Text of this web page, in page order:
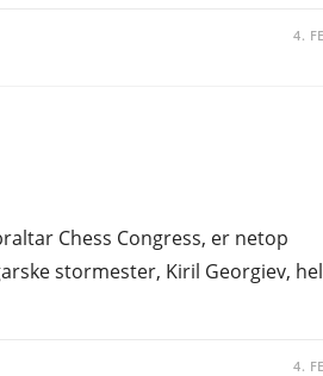
4.
Chess Congress, er netop
stormester, Kiril Georgiev,
4.